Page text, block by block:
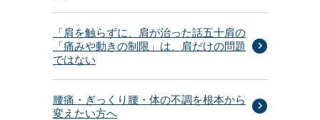
「肩を触らずに、肩が治った話五十肩の
「痛みや動きの制限」は、肩だけの問題
ではない
腰痛・ぎっくり腰・体の不調を根本から
変えたい方へ